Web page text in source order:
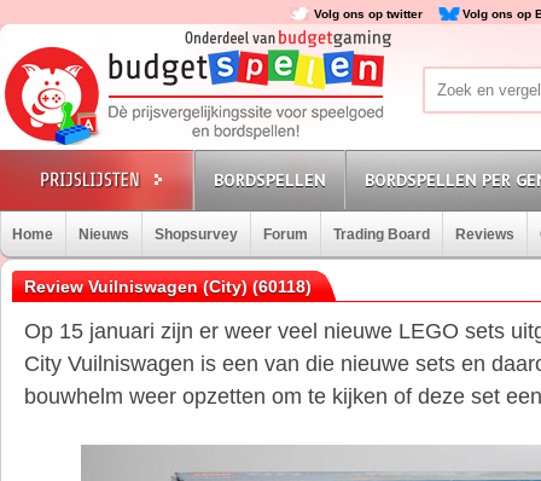
Volg ons op twitter Volg ons op
BORDSPELLEN BORDSPELLEN PER
Home Nieuws Shopsurvey Forum Trading Board Reviews
Review Vuilniswagen (City) (60118)
Op 15 januari zijn er weer veel nieuwe LEGO sets
City Vuilniswagen is een van die nieuwe sets en
bouwhelm weer opzetten om te kijken of deze set